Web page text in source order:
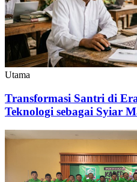
Utama
Transformasi Santri di
Teknologi sebagai Syiar